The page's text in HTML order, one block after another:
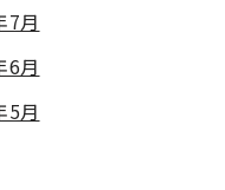
7月
6月
5月